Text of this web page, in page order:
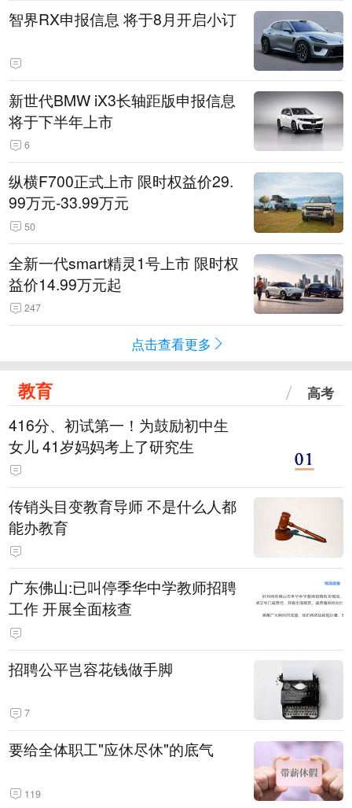
智界RX申报信息 将于8月开启小订
新世代BMW iX3长轴距版申报信息
将于下半年上市
6
纵横F700正式上市 限时权益价29.
99万元-33.99万元
50
全新一代smart精灵1号上市 限时权
益价14.99万元起
247
点击查看更多
教育 高考
416分、初试第一！为鼓励初中生
女儿 41岁妈妈考上了研究生
传销头目变教育导师 不是什么人都
能办教育
广东佛山:已叫停季华中学教师招聘
工作 开展全面核查
招聘公平岂容花钱做手脚
7
要给全体职工"应休尽休"的底气
119